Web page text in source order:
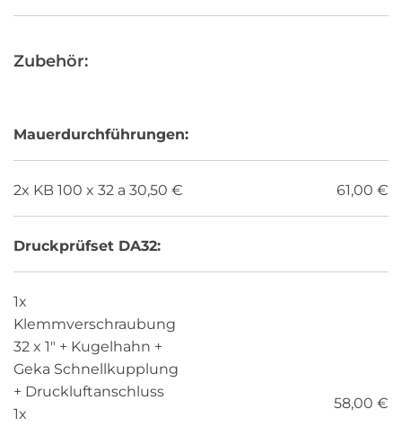
Zubehör:
Mauerdurchführungen:
2x KB 100 x 32 a 30,50 € 61,00 €
Druckprüfset DA32:
1x
Klemmverschraubung
32 x 1" + Kugelhahn +
Geka Schnellkupplung
+ Druckluftanschluss
1x
58,00 €